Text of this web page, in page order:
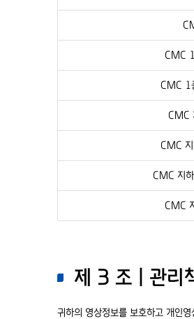
CMC
CMC 1
CMC
CMC
CMC 지
CMC
제 3 조 | 관리
귀하의 영상정보를 보호하고 개인